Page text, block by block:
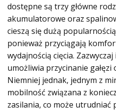
dostępne są trzy główne
akumulatorowe oraz
cieszą się dużą
ponieważ przyciągają
wydajnością cięcia.
umożliwia przycinanie gałęzi
Niemniej jednak, jednym z
mobilność związana z
zasilania, co może utrudniać